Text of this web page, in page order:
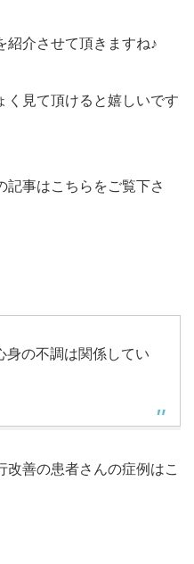
紹介させて頂きますね♪
く見て頂けると嬉しいです
記事はこちらをご覧下さ
身の不調は関係してい
善の患者さんの症例はこ